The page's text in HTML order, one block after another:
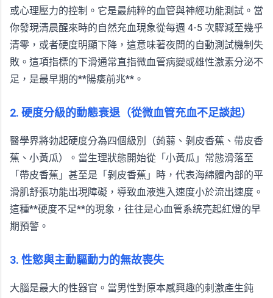
或心理壓力的控制。它是最純粹的血管與神經功能測試。當
你發現清晨醒來時的自然充血現象從每週 4-5 次驟減至幾乎
清零，或者硬度明顯下降，這意味著夜間的自動測試機制失
敗。這項指標的下滑通常直指微血管病變或雄性激素分泌不
足，是最早期的**陽痿前兆**。
2. 硬度分級的動態衰退（從微血管充血不足談起）
醫學界將勃起硬度分為四個級別（蒟蒻、剝皮香蕉、帶皮香
蕉、小黃瓜）。當生理狀態開始從「小黃瓜」常態滑落至
「帶皮香蕉」甚至是「剝皮香蕉」時，代表海綿體內部的平
滑肌舒張功能出現障礙，導致血液進入速度小於流出速度。
這種**硬度不足**的現象，往往是心血管系統亮起紅燈的早
期預警。
3. 性慾與主動驅動力的無故喪失
大腦是最大的性器官。當男性對原本感興趣的刺激產生鈍